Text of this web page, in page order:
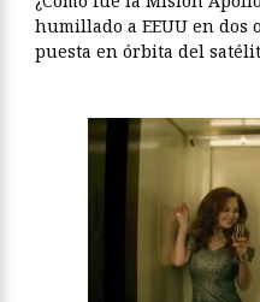
humillado a EEUU en dos
puesta en órbita del